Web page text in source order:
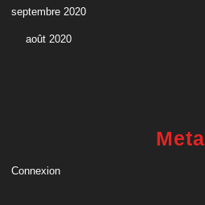
septembre 2020
août 2020
Meta
Connexion